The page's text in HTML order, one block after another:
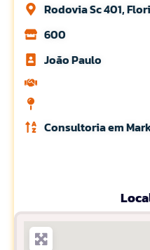
Rodovia Sc 401,
600
Joăo Paulo
Consultoria em